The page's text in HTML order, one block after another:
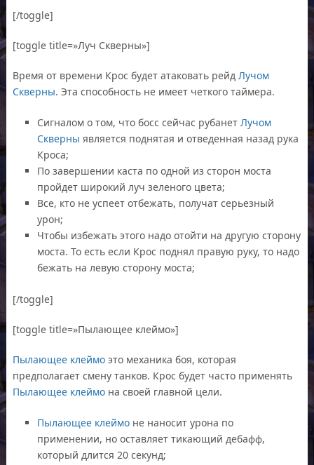
[/toggle]
[toggle title=»Луч Скверны»]
Время от времени Крос будет атаковать рейдЛучом
Скверны. Эта способность не имеет четкого таймера.
Сигналом о том, что босс сейчас рубанетЛучом
Скверны является поднятая и отведенная назад рука
Кроса;
По завершении каста по одной из сторон моста
пройдет широкий луч зеленого цвета;
Все, кто не успеет отбежать, получат серьезный
урон;
Чтобы избежать этого надо отойти на другую сторону
моста. То есть если Крос поднял правую руку, то надо
бежать на левую сторону моста;
[/toggle]
[toggle title=»Пылающее клеймо»]
Пылающее клеймо это механика боя, которая
предполагает смену танков. Крос будет часто применять
Пылающее клеймо на своей главной цели.
Пылающее клеймо не наносит урона по
применении, но оставляет тикающий дебафф,
который длится 20 секунд;